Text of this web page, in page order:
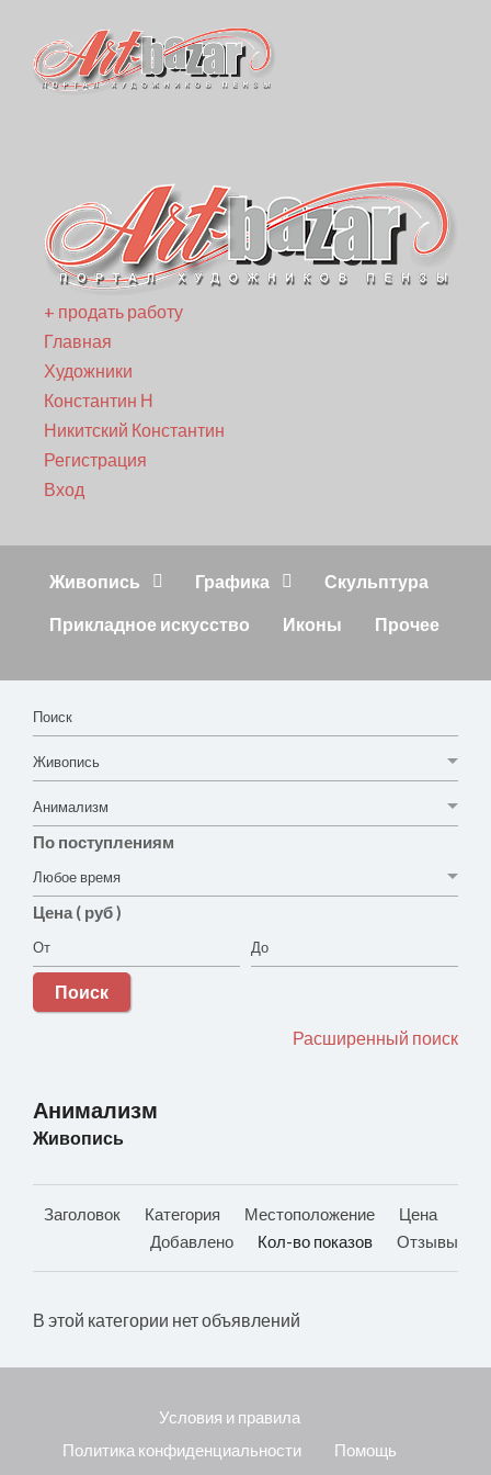
+ продать работу
Главная
Художники
Константин Н
Никитский Константин
Регистрация
Вход
Живопись Графика Скульптура
Прикладное искусство Иконы Прочее
По поступлениям
Цена ( руб )
Поиск
Расширенный поиск
Анимализм
Живопись
Заголовок Категория Местоположение
Цена
Добавлено
Кол-во показов Отзывы
В этой категории нет объявлений
Условия и правила
Политика конфиденциальности
Помощь